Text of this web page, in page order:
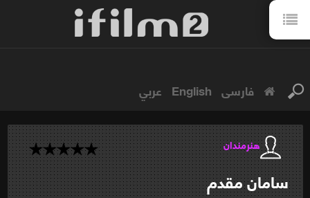
فارسی English عربي
هنرمندان
سامانمقدم